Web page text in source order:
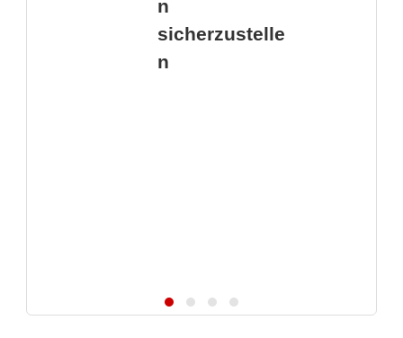
n
sicherzustelle
n